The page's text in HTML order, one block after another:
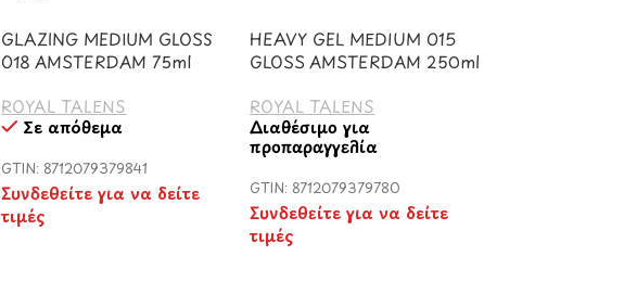
GLAZING MEDIUM GLOSS
018 AMSTERDAM 75ml
ROYAL TALENS
Σε απόθεμα
GTIN: 8712079379841
Συνδεθείτε για να δείτε
τιμές
HEAVY GEL MEDIUM 015
GLOSS AMSTERDAM 250ml
ROYAL TALENS
Διαθέσιμο για
προπαραγγελία
GTIN: 8712079379780
Συνδεθείτε για να δείτε
τιμές